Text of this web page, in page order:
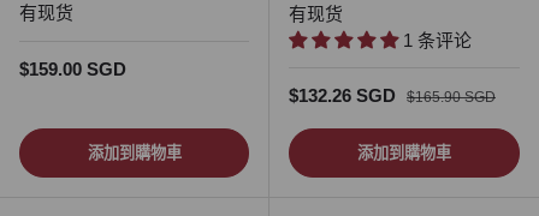
有现货
正常价格
$159.00 SGD
添加到購物車
有现货
1 条评论
促销价
$132.26 SGD 正常价格
$165.90 SGD
添加到購物車